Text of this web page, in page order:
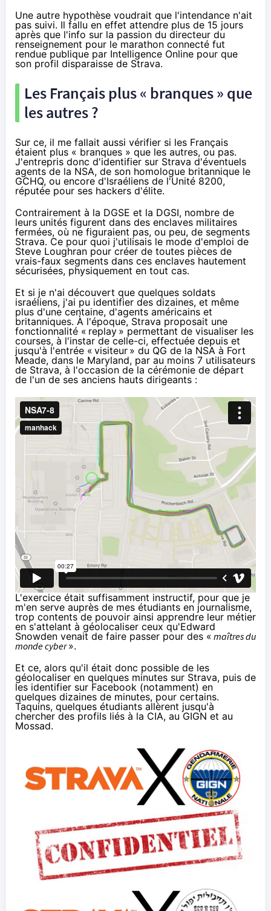
Une autre hypothèse voudrait que l'intendance n'ait
pas suivi. Il fallu en effet attendre plus de 15 jours
après que l'info sur la passion du directeur du
renseignement pour le marathon connecté fut
rendue publique par Intelligence Online pour que
son profil disparaisse de Strava.
Les Français plus « branques » que
les autres ?
Sur ce, il me fallait aussi vérifier si les Français
étaient plus « branques » que les autres, ou pas.
J'entrepris donc d'identifier sur Strava d'éventuels
agents de la NSA, de son homologue britannique le
GCHQ, ou encore d'Israéliens de l'Unité 8200,
réputée pour ses hackers d'élite.
Contrairement à la DGSE et la DGSI, nombre de
leurs unités figurent dans des enclaves militaires
fermées, où ne figuraient pas, ou peu, de segments
Strava. Ce pour quoi j'utilisais le mode d'emploi de
Steve Loughran pour créer de toutes pièces de
vrais-faux segments dans ces enclaves hautement
sécurisées, physiquement en tout cas.
Et si je n'ai découvert que quelques soldats
israéliens, j'ai pu identifier des dizaines, et même
plus d'une centaine, d'agents américains et
britanniques. À l'époque, Strava proposait une
fonctionnalité « replay » permettant de visualiser les
courses, à l'instar de celle-ci, effectuée depuis et
jusqu'à l'entrée « visiteur » du QG de la NSA à Fort
Meade, dans le Maryland, par au moins 7 utilisateurs
de Strava, à l'occasion de la cérémonie de départ
de l'un de ses anciens hauts dirigeants :
L'exercice était suffisamment instructif, pour que je
m'en serve auprès de mes étudiants en journalisme,
trop contents de pouvoir ainsi apprendre leur métier
en s'attelant à géolocaliser ceux qu'Edward
Snowden venait de faire passer pour des « maîtres du
monde cyber».
Et ce, alors qu'il était donc possible de les
géolocaliser en quelques minutes sur Strava, puis de
les identifier sur Facebook (notamment) en
quelques dizaines de minutes, pour certains.
Taquins, quelques étudiants allèrent jusqu'à
chercher des profils liés à la CIA, au GIGN et au
Mossad.